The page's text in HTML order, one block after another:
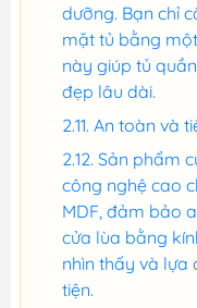
dưỡng. Bạn chỉ
mặt tủ bằng
này giúp tủ
đẹp lâu dài.
An toàn và
Sản phẩm
công nghệ cao
MDF, đảm bảo
cửa lùa bằng
nhìn thấy và lựa
tiện.